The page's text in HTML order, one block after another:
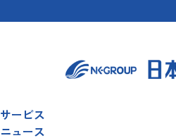
サービス
ニュース